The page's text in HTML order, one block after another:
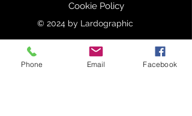
Cookie Policy
© 2024 by Lardographic
Phone Email Facebook